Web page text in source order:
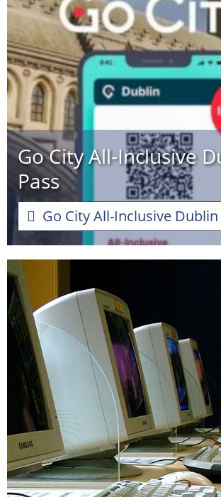
Go City All-Inclusive
Pass
Go City All-Inclusive Dublin